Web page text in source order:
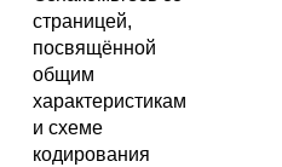
страницей,
посвящённой
общим
характеристикам
и схеме
кодирования